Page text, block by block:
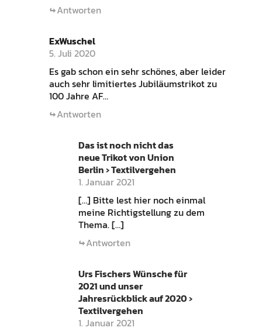
Antworten
ExWuschel
5. Juli 2020
Es gab schon ein sehr schönes, aber leider
auch sehr limitiertes Jubiläumstrikot zu
100 Jahre AF…
Antworten
Das ist noch nicht das
neue Trikot von Union
Berlin › Textilvergehen
1. Januar 2021
[…] Bitte lest hier noch einmal
meine Richtigstellung zu dem
Thema. […]
Antworten
Urs Fischers Wünsche für
2021 und unser
Jahresrückblick auf 2020 ›
Textilvergehen
1. Januar 2021